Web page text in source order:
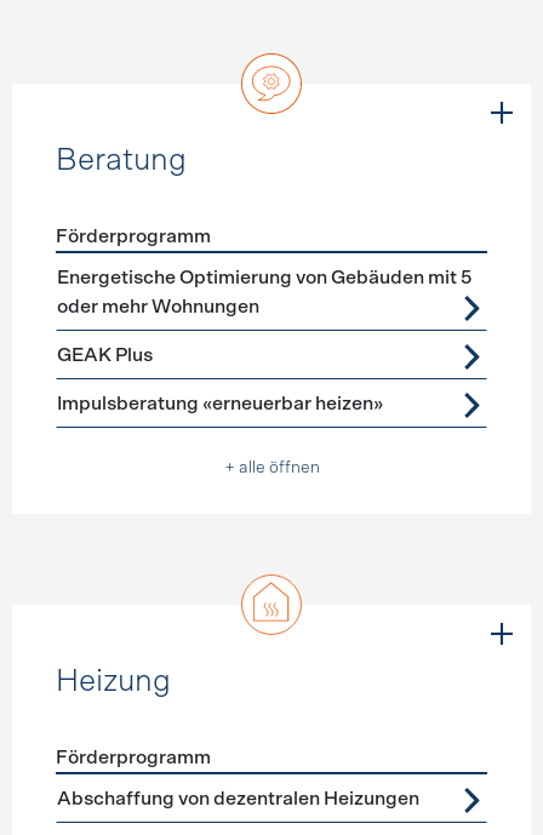
Beratung
Förderprogramme Beratung
Förderprogramm
Energetische Optimierung von Gebäuden mit 5
oder mehr Wohnungen
GEAK Plus
Impulsberatung «erneuerbar heizen»
+ alle öffnen
Heizung
Förderprogramme Heizung
Förderprogramm
Abschaffung von dezentralen Heizungen